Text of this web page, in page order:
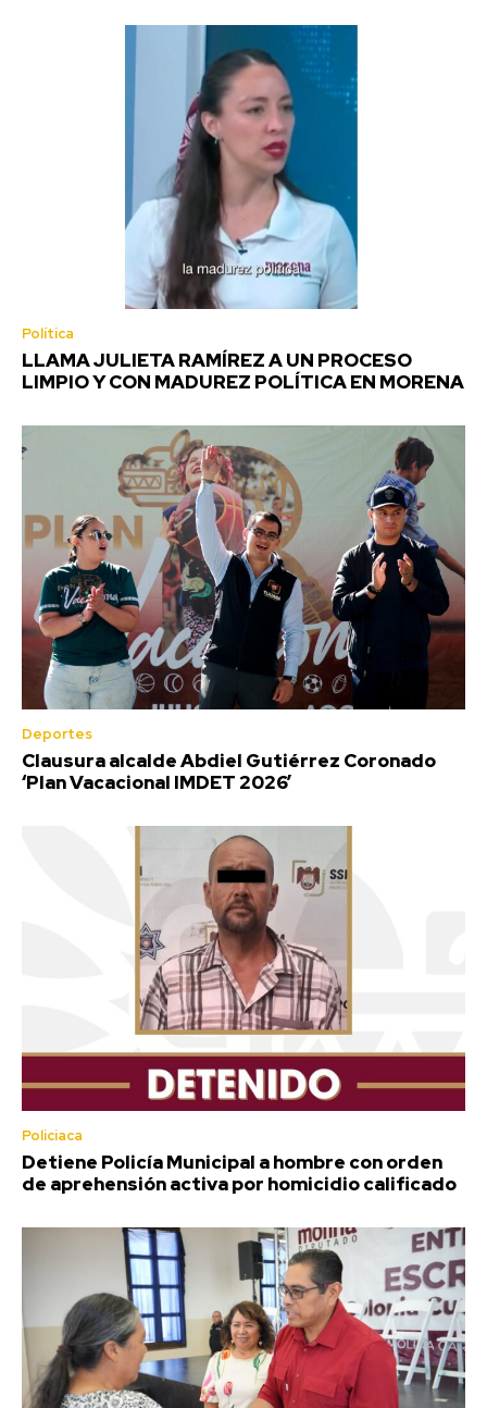
Política
LLAMA JULIETA RAMÍREZ A UN PROCESO
LIMPIO Y CON MADUREZ POLÍTICA EN MORENA
Deportes
Clausura alcalde Abdiel Gutiérrez Coronado
‘Plan Vacacional IMDET 2026’
Policiaca
Detiene Policía Municipal a hombre con orden
de aprehensión activa por homicidio calificado